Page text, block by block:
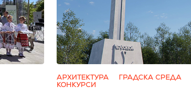
АРХИТЕКТУРА ГРАДСКА СРЕДА
КОНКУРСИ